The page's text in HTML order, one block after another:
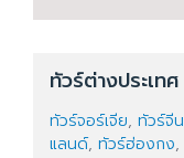
ทัวร์ต่างประเทศ
ทัวร์จอร์เจีย, ทัวร์จีน
แลนด์, ทัวร์ฮ่องกง,